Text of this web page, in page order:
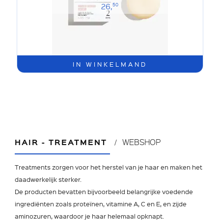
IN WINKELMAND
26,50
HAIR - TREATMENT WEBSHOP
Treatments zorgen voor het herstel van je haar en maken het
daadwerkelijk sterker.
De producten bevatten bijvoorbeeld belangrijke voedende
ingrediënten zoals proteïnen, vitamine A, C en E, en zijde
aminozuren, waardoor je haar helemaal opknapt.